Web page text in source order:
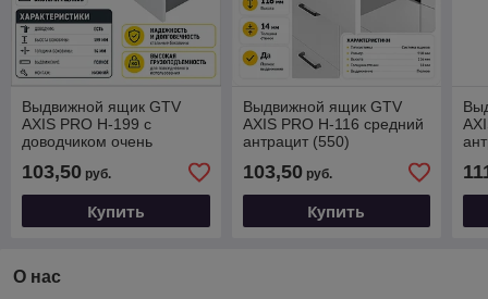
Выдвижной ящик GTV
AXIS PRO H-199 с
доводчиком очень
высокий антрацит (300)
103,50 руб.
Купить
Выдвижной ящик GTV
AXIS PRO H-116 средний
антрацит (550)
103,50руб.
Купить
О нас